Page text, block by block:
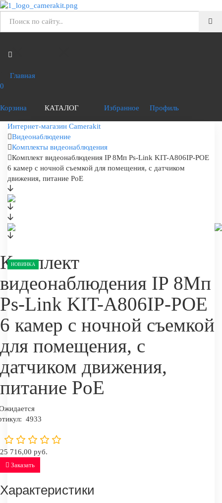
Главная
0
Корзина КАТАЛОГ Избранное Профиль
Интернет-магазин Camerakit
Видеонаблюдение
Комплекты видеонаблюдения
Комплект видеонаблюдения IP 8Мп Ps-Link KIT-A806IP-POE
6 камер с ночной съемкой для помещения, с датчиком
движения, питание PoE
НОВИНКА
Комплект
видеонаблюдения IP 8Мп
Ps-Link KIT-A806IP-POE
6 камер с ночной съемкой
для помещения, с
датчиком движения,
питание PoE
4933
25 716,00 руб.
Заказать
Характеристики